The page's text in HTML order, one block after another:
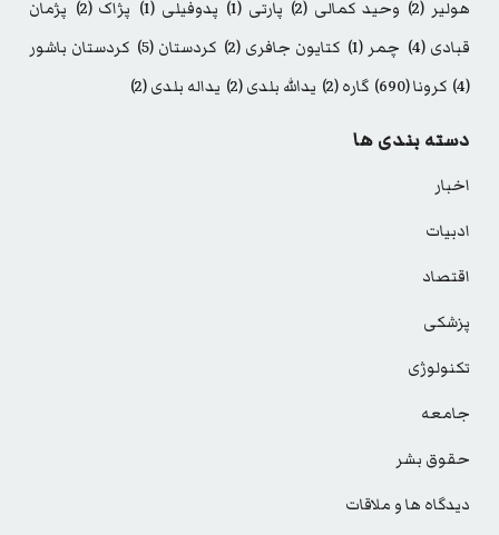
هولیر (2) وحید کمالی (2) پارتی (1) پدوفیلی (1) پژاک (2)
پژمان
قبادی (4) چمر (1) کتایون جافری (2) کردستان (5)
کردستان باشور
(4)
کرونا(690) گاره(2) یدالله بلدی(2) یداله بلدی(2)
دسته بندی ها
اخبار
ادبیات
اقتصاد
پزشکی
تکنولوژی
جامعه
حقوق بشر
دیدگاه ها و ملاقات